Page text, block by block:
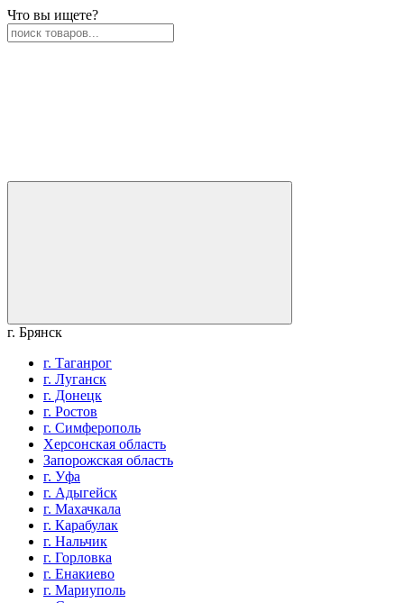
Что вы ищете?
г. Брянск
г. Таганрог
г. Луганск
г. Донецк
г. Ростов
г. Симферополь
Херсонская область
Запорожская область
г. Уфа
г. Адыгейск
г. Махачкала
г. Карабулак
г. Нальчик
г. Горловка
г. Енакиево
г. Мариуполь